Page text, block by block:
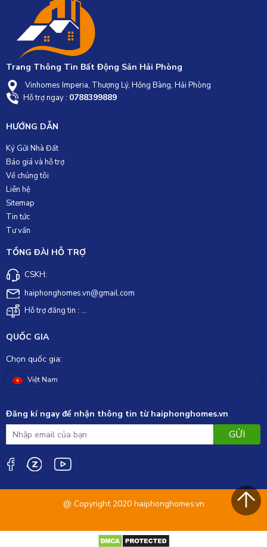
Trang Thông Tin Bất Động Sản Hải Phòng
Vinhomes Imperia, Thượng Lý, Hồng Bàng, Hải Phòng
Hỗ trợ ngay : 0788399889
HƯỚNG DẪN
Ký Gửi Nhà Đất
Báo giá và hỗ trợ
Về chúng tôi
Liên hệ
Sitemap
Tin tức
Tư vấn
TỔNG ĐÀI HỖ TRỢ
CSKH:
haiphonghomes.vn@gmail.com
Hỗ trợ đăng tin : ...
QUỐC GIA
Chọn quốc gia:
Việt Nam
Đăng kí ngay để nhận thông tin từ haiphonghomes.vn
GỬI
@ Copyright 2020 haiphonghomes.vn